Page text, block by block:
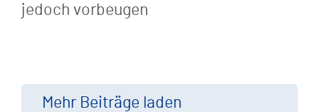
jedoch vorbeugen
Mehr Beiträge laden